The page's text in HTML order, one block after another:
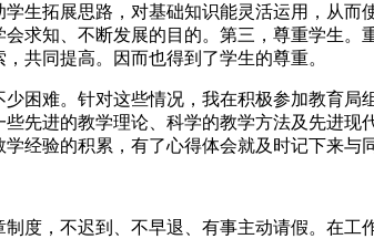
生拓展思路，对基础知识能灵活运用，从
求知、不断发展的目的。第三，尊重学生
共同提高。因而也得到了学生的尊重。
困难。针对这些情况，我在积极参加教育
先进的教学理论、科学的教学方法及先进
经验的积累，有了心得体会就及时记下来与
度，不迟到、不早退、有事主动请假。在